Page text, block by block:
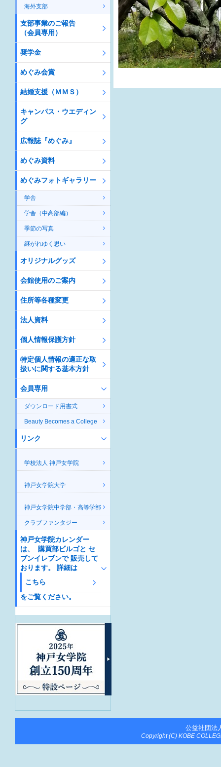
海外支部
支部事業のご報告
（会員専用）
奨学金
めぐみ会賞
結婚支援（ＭＭＳ）
キャンパス・ウエディン
グ
広報誌『めぐみ』
めぐみ資料
めぐみフォトギャラリー
学舎
学舎（中高部編）
季節の写真
継がれゆく思い
オリジナルグッズ
会館使用のご案内
住所等各種変更
法人資料
個人情報保護方針
特定個人情報の適正な取
扱いに関する基本方針
会員専用
ダウンロード用書式
Beauty Becomes a College
リンク
学校法人 神戸女学院
神戸女学院大学
神戸女学院中学部・高等学部
クラブファンタジー
神戸女学院カレンダー
は、 購買部ビルゴと セ
ブンイレブンで 販売して
おります。 詳細は
こちら
をご覧ください。
公益社団法
Copyright (C) KOBE